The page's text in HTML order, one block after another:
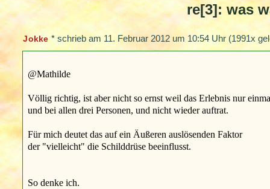
re[3]: was
Jokke* schrieb am 11. Februar 2012 um 10:54 Uhr(1991x
@Mathilde
Völlig richtig, ist aber nicht so ernst weil das Erlebnis nur
und bei allen drei Personen, und nicht wieder auftrat.
Für mich deutet das auf ein Äußeren auslösenden Faktor
der "vielleicht" die Schilddrüse beeinflusst.
So denke ich.